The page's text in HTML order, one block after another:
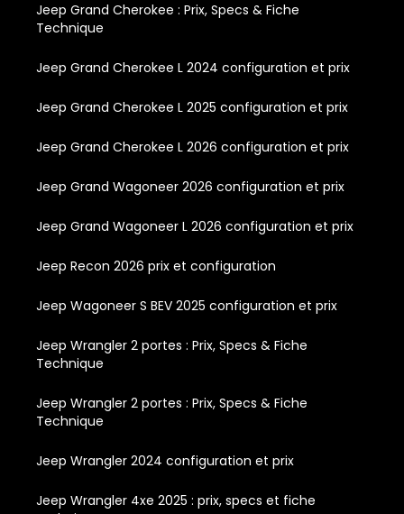
Jeep Grand Cherokee : Prix, Specs & Fiche
Technique
Jeep Grand Cherokee L 2024 configuration et prix
Jeep Grand Cherokee L 2025 configuration et prix
Jeep Grand Cherokee L 2026 configuration et prix
Jeep Grand Wagoneer 2026 configuration et prix
Jeep Grand Wagoneer L 2026 configuration et prix
Jeep Recon 2026 prix et configuration
Jeep Wagoneer S BEV 2025 configuration et prix
Jeep Wrangler 2 portes : Prix, Specs & Fiche
Technique
Jeep Wrangler 2 portes : Prix, Specs & Fiche
Technique
Jeep Wrangler 2024 configuration et prix
Jeep Wrangler 4xe 2025 : prix, specs et fiche